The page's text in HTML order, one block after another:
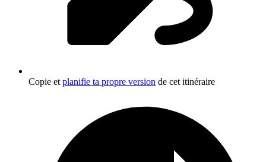
Copie et planifie ta propre version de cet itinéraire